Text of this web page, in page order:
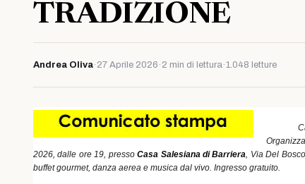
TRADIZIONE
Andrea Oliva· 27 Aprile 2026 · 2 min di lettura·1.048 letture
2026, dalle ore 19, pressoCasa Salesiana di Barriera, Via Del
buffet gourmet, danza aerea e musica dal vivo. Ingresso gratuito.